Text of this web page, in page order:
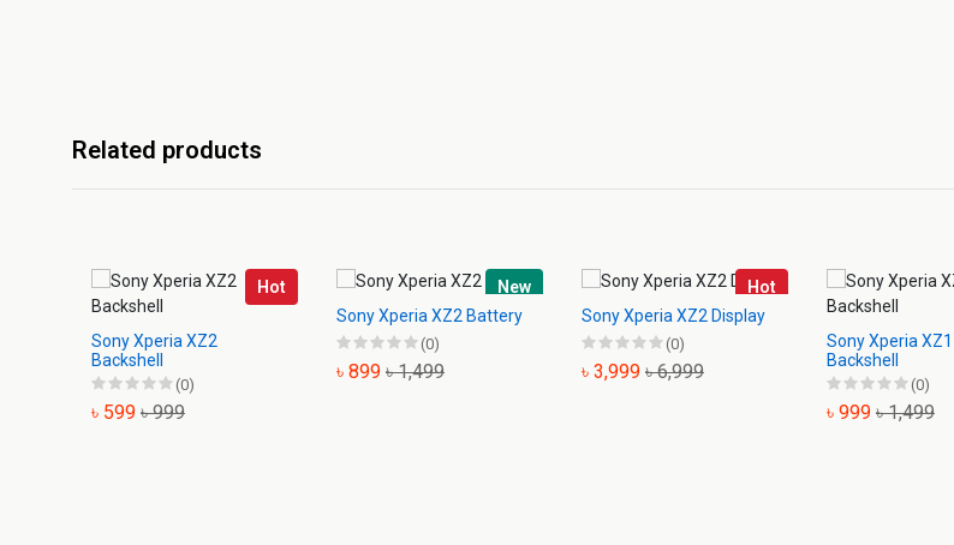
Related products
Hot
Sony Xperia XZ2
Backshell
(0)
৳ 599 ৳ 999
New
Sony Xperia XZ2 Battery
(0)
৳ 899 ৳ 1,499
Hot
Sony Xperia XZ2 Display
(0)
৳ 3,999 ৳ 6,999
Sony Xperia XZ1
Backshell
(0)
৳ 999 ৳ 1,499